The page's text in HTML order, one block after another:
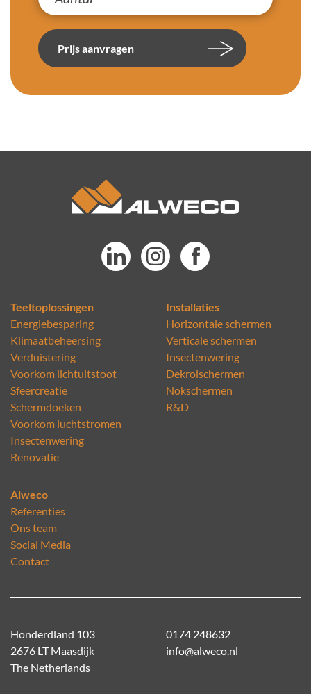
Prijs aanvragen
Teeltoplossingen
Energiebesparing
Klimaatbeheersing
Verduistering
Voorkom lichtuitstoot
Sfeercreatie
Schermdoeken
Voorkom luchtstromen
Insectenwering
Renovatie
Installaties
Horizontale schermen
Verticale schermen
Insectenwering
Dekrolschermen
Nokschermen
R&D
Alweco
Referenties
Ons team
Social Media
Contact
Honderdland 103
2676 LT Maasdijk
The Netherlands
0174 248632
info@alweco.nl